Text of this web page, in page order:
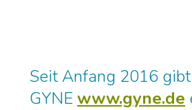
Seit Anfang 2016
GYNEwww.gyne.de